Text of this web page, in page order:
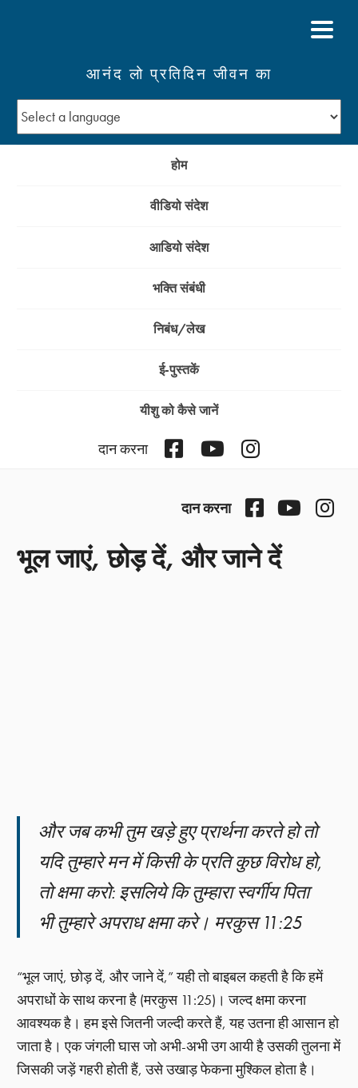
आनंद लो प्रतिदिन जीवन का
होम
वीडियो संदेश
आडियो संदेश
भक्ति संबंधी
निबंध/लेख
ई-पुस्तकें
यीशु को कैसे जानें
दान करना FacebookYouTubeInstagram
दान करना FacebookYouTube
भूल जाएं, छोड़ दें, और जाने दें
और जब कभी तुम खड़े हुए प्रार्थना करते हो तो
यदि तुम्हारे मन में किसी के प्रति कुछ विरोध हो,
तो क्षमा करो: इसलिये कि तुम्हारा स्वर्गीय पिता
भी तुम्हारे अपराध क्षमा करे। मरकुस 11:25
“भूल जाएं, छोड़ दें, और जाने दें,” यही तो बाइबल कहती है कि हमें
अपराधों के साथ करना है (मरकुस 11:25)। जल्द क्षमा करना
आवश्यक है। हम इसे जितनी जल्दी करते हैं, यह उतना ही आसान हो
जाता है। एक जंगली घास जो अभी-अभी उग आयी है उसकी तुलना में
जिसकी जड़ें गहरी होती हैं, उसे उखाड़ फेकना मुश्किल होता है।